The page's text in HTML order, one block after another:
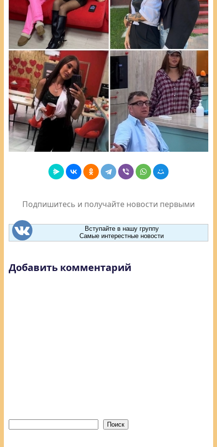
Подпишитесь и получайте новости первыми
Вступайте в нашу группу
Самые интерестные новости
Добавить комментарий
Поиск